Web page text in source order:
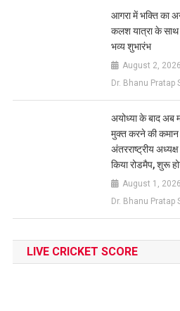
आगरा में भक्ति का
कलश यात्रा के साथ
भव्य शुभारंभ
August 2, 2026
Dr. Bhanu Pratap
अयोध्या के बाद अब
मुक्त करने की
अंतरराष्ट्रीय
किया रोडमैप, शुरू
August 1, 2026
Dr. Bhanu Pratap
LIVE CRICKET SCORE